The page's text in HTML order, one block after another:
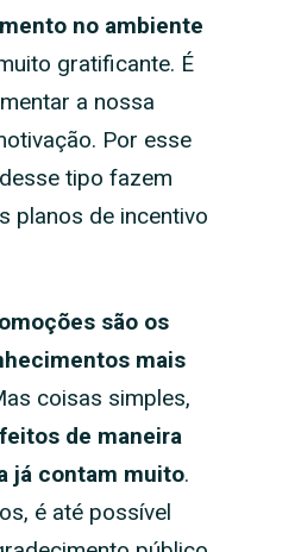
no ambiente
gratificante. É
a nossa
Por esse
tipo fazem
planos de incentivo
são os
mais
coisas simples,
de maneira
já contam muito.
é até possível